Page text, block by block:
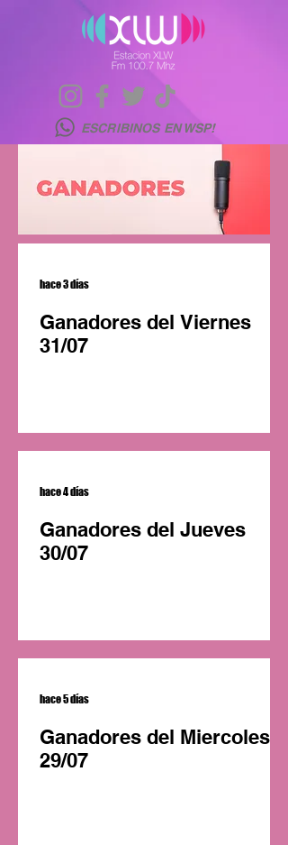
ESCRIBINOS EN WSP!
Ganadores del Viernes
31/07
hace 3 días
Ganadores del Jueves
30/07
hace 4 días
Ganadores del Miercoles
29/07
hace 5 días